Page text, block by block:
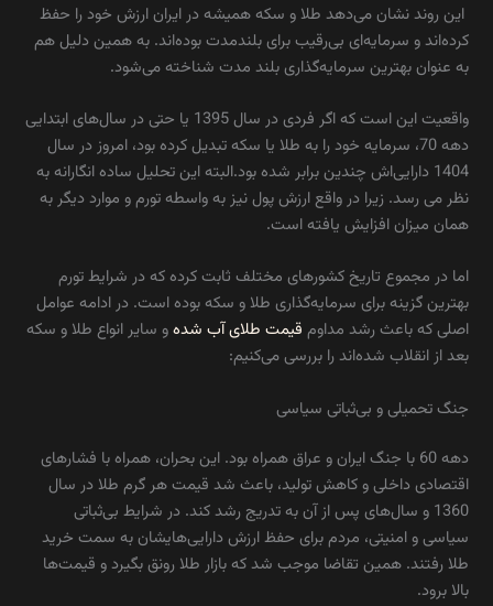
این روند نشان می‌دهد طلا و سکه همیشه در ایران ارزش خود را حفظ
کرده‌اند و سرمایه‌ای بی‌رقیب برای بلندمدت بوده‌اند. به همین دلیل هم
به عنوان بهترین سرمایه‌گذاری بلند مدت شناخته می‌شود.
واقعیت این است که اگر فردی در سال 1395 یا حتی در سال‌های ابتدایی
دهه 70، سرمایه خود را به طلا یا سکه تبدیل کرده بود، امروز در سال
1404 دارایی‌اش چندین برابر شده بود.البته این تحلیل ساده انگارانه به
نظر می رسد. زیرا در واقع ارزش پول نیز به واسطه تورم و موارد دیگر به
همان میزان افزایش یافته است.
اما در مجموع تاریخ کشورهای مختلف ثابت کرده که در شرایط تورم
بهترین گزینه برای سرمایه‌گذاری طلا و سکه بوده است. در ادامه عوامل
اصلی که باعث رشد مداوم قیمت طلای آب شدهو سایر انواع طلا و سکه
بعد از انقلاب شده‌اند را بررسی می‌کنیم:
جنگ تحمیلی و بی‌ثباتی سیاسی
دهه 60 با جنگ ایران و عراق همراه بود. این بحران، همراه با فشارهای
اقتصادی داخلی و کاهش تولید، باعث شد قیمت هر گرم طلا در سال
1360 و سال‌های پس از آن به ‌تدریج رشد کند. در شرایط بی‌ثباتی
سیاسی و امنیتی، مردم برای حفظ ارزش دارایی‌هایشان به سمت خرید
طلا رفتند. همین تقاضا موجب شد که بازار طلا رونق بگیرد و قیمت‌ها
بالا برود.